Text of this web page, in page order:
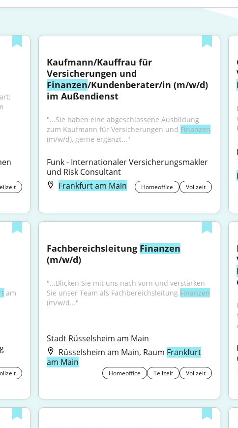
Kaufmann/Kauffrau für
Finanzen/Kundenberater/in (m/w/d)
im Außendienst
"...Sie haben eine abgeschlossene Ausbildung
zum Kaufmann für Versicherungen und Finanzen
(m/w/d), gerne ergänzt..."
Funk - Internationaler Versicherungsmakler
und Risk Consultant
Frankfurt am Main
Homeoffice Vollzeit
am
Fachbereichsleitung Finanzen
(m/w/d)
"...Blicken Sie mit uns nach vorn und verstärken
Sie unser Team als Fachbereichsleitung Finanzen
(m/w/d..."
Stadt Rüsselsheim am Main
Rüsselsheim am Main, Raum Frankfurt
am Main
Homeoffice Teilzeit Vollzeit